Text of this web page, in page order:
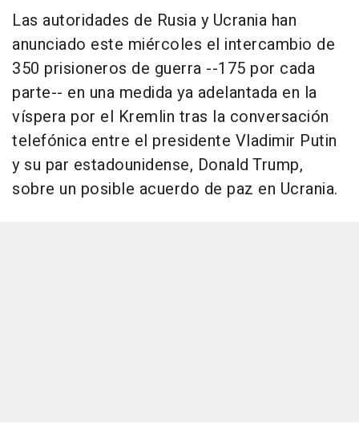
Las autoridades de Rusia y Ucrania han
anunciado este miércoles el intercambio de
350 prisioneros de guerra --175 por cada
parte-- en una medida ya adelantada en la
víspera por el Kremlin tras la conversación
telefónica entre el presidente Vladimir Putin
y su par estadounidense, Donald Trump,
sobre un posible acuerdo de paz en Ucrania.